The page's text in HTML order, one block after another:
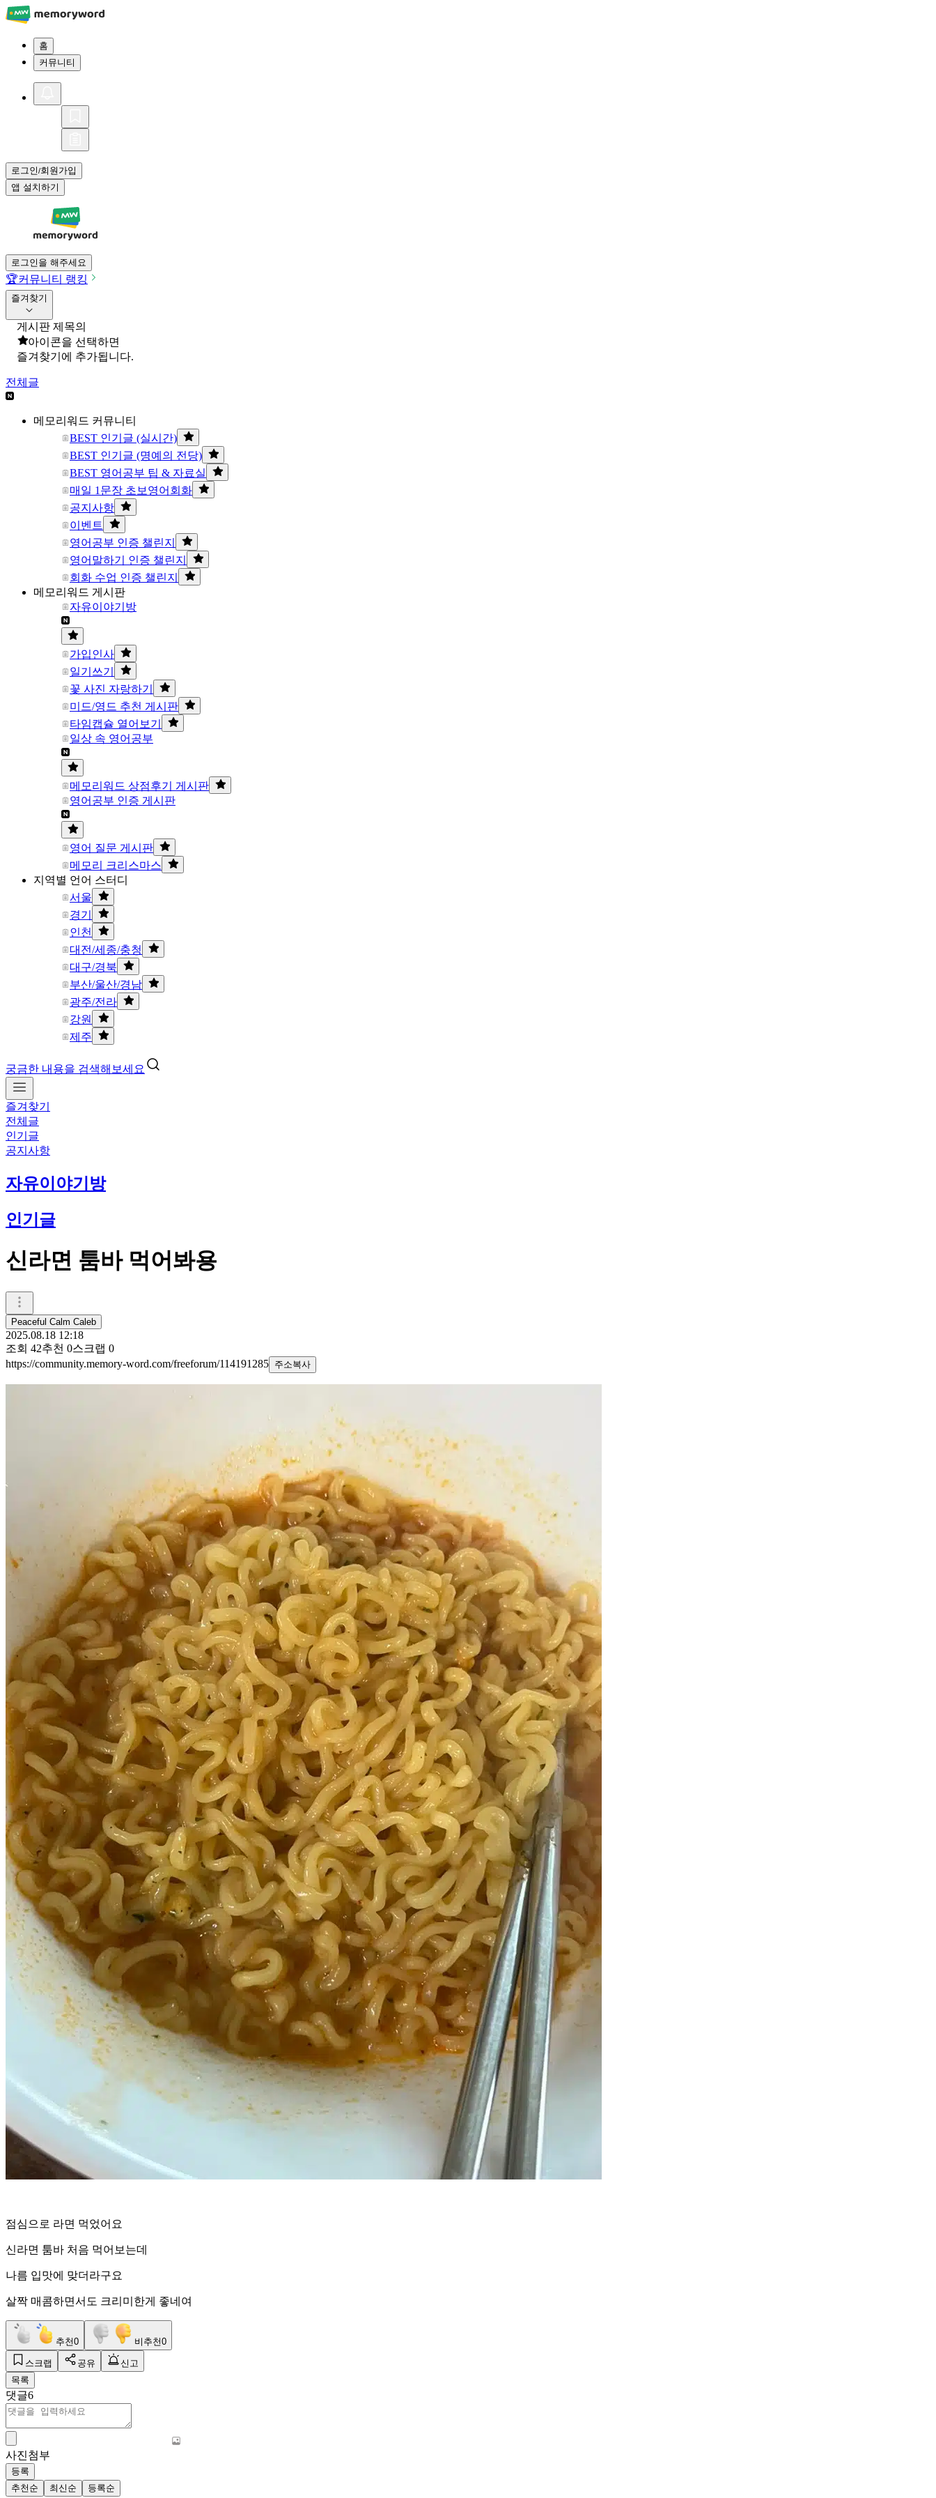
홈
커뮤니티
로그인/회원가입
앱 설치하기
로그인을 해주세요
🏆커뮤니티 랭킹
즐겨찾기
게시판 제목의
아이콘을 선택하면
즐겨찾기에 추가됩니다.
전체글
메모리워드 커뮤니티
BEST 인기글 (실시간)
BEST 인기글 (명예의 전당)
BEST 영어공부 팁 & 자료실
매일 1문장 초보영어회화
공지사항
이벤트
영어공부 인증 챌린지
영어말하기 인증 챌린지
회화 수업 인증 챌린지
메모리워드 게시판
자유이야기방
가입인사
일기쓰기
꽃 사진 자랑하기
미드/영드 추천 게시판
타임캡슐 열어보기
일상 속 영어공부
메모리워드 상점후기 게시판
영어공부 인증 게시판
영어 질문 게시판
메모리 크리스마스
지역별 언어 스터디
서울
경기
인천
대전/세종/충청
대구/경북
부산/울산/경남
광주/전라
강원
제주
궁금한 내용을 검색해보세요
즐겨찾기
전체글
인기글
공지사항
자유이야기방
인기글
신라면 툼바 먹어봐용
Peaceful Calm Caleb
2025.08.18 12:18
조회 42추천 0스크랩 0
https://community.memory-word.com/freeforum/114191285 주소복사
점심으로 라면 먹었어요
신라면 툼바 처음 먹어보는데
나름 입맛에 맞더라구요
살짝 매콤하면서도 크리미한게 좋네여
추천0 비추천0
스크랩 공유
신고
목록
댓글6
사진첨부
등록
추천순
최신순 등록순